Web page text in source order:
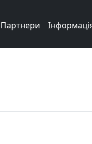
Партнери